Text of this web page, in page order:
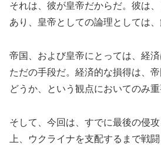
それは、彼が皇帝だからだ。彼は
あり、皇帝としての論理としては、
帝国、および皇帝にとっては、経済
ただの手段だ。経済的な損得は、
どうか、という観点においてのみ重
そして、今回は、すでに最後の侵
上、ウクライナを支配するまで戦